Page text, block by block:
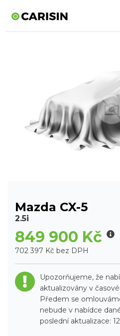
Mazda CX-5
2.5i
849 900 Kč
702 397 Kč bez DPH
Upozorňujeme, že
aktualizovány v
Předem se
nebude v nabídce
poslední aktualizace: